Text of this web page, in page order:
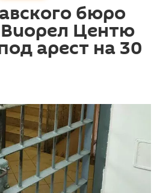
бюро
Центю
арест на 30